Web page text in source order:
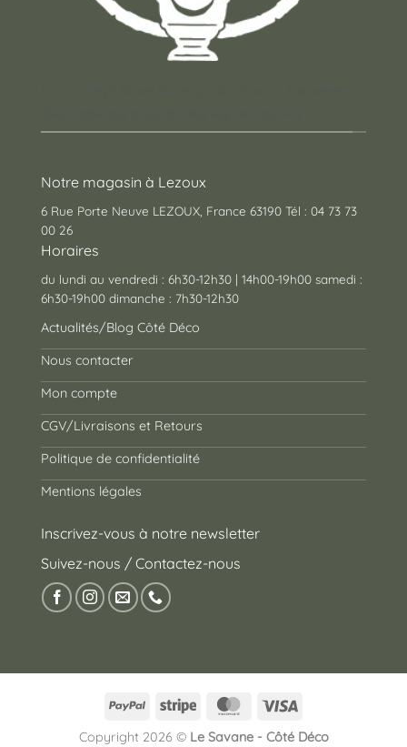
Notre magasin à Lezoux
6 Rue Porte Neuve LEZOUX, France 63190 Tél : 04 73 73
00 26
Horaires
du lundi au vendredi : 6h30-12h30 | 14h00-19h00 samedi :
6h30-19h00 dimanche : 7h30-12h30
Actualités/Blog Côté Déco
Nous contacter
Mon compte
CGV/Livraisons et Retours
Politique de confidentialité
Mentions légales
Inscrivez-vous à notre newsletter
Suivez-nous / Contactez-nous
PayPal Stripe MasterCard
Visa
Copyright 2026 © Le Savane - Côté Déco